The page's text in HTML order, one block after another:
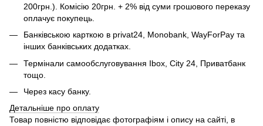
200грн.). Комісію 20грн. + 2% від суми грошового переказу
оплачує покупець.
Банківською карткою в privat24, Monobank, WayForPay та
інших банківських додатках.
Термінали самообслуговування Ibox, City 24, Приватбанк
тощо.
Через касу банку.
Детальніше про оплату
Товар повністю відповідає фотографіям і опису на сайті, в